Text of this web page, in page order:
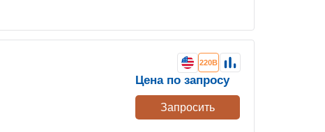
220В
Цена по запросу
Запросить